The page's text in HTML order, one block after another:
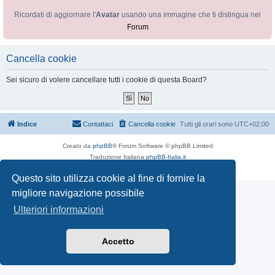
Questo sito utilizza cookie al fine di fornire la
migliore navigazione possibile
Ulteriori informazioni
Accetto
Ricordati di aggiornare l'Avatar usando una immagine che ti distingua nel
Forum
Cancella cookie
Sei sicuro di volere cancellare tutti i cookie di questa Board?
Indice Tutti gli orari sono UTC+02:00
Cancella cookie
Contattaci
Creato da phpBB® Forum Software © phpBB Limited
Traduzione Italiana phpBB-Italia.it